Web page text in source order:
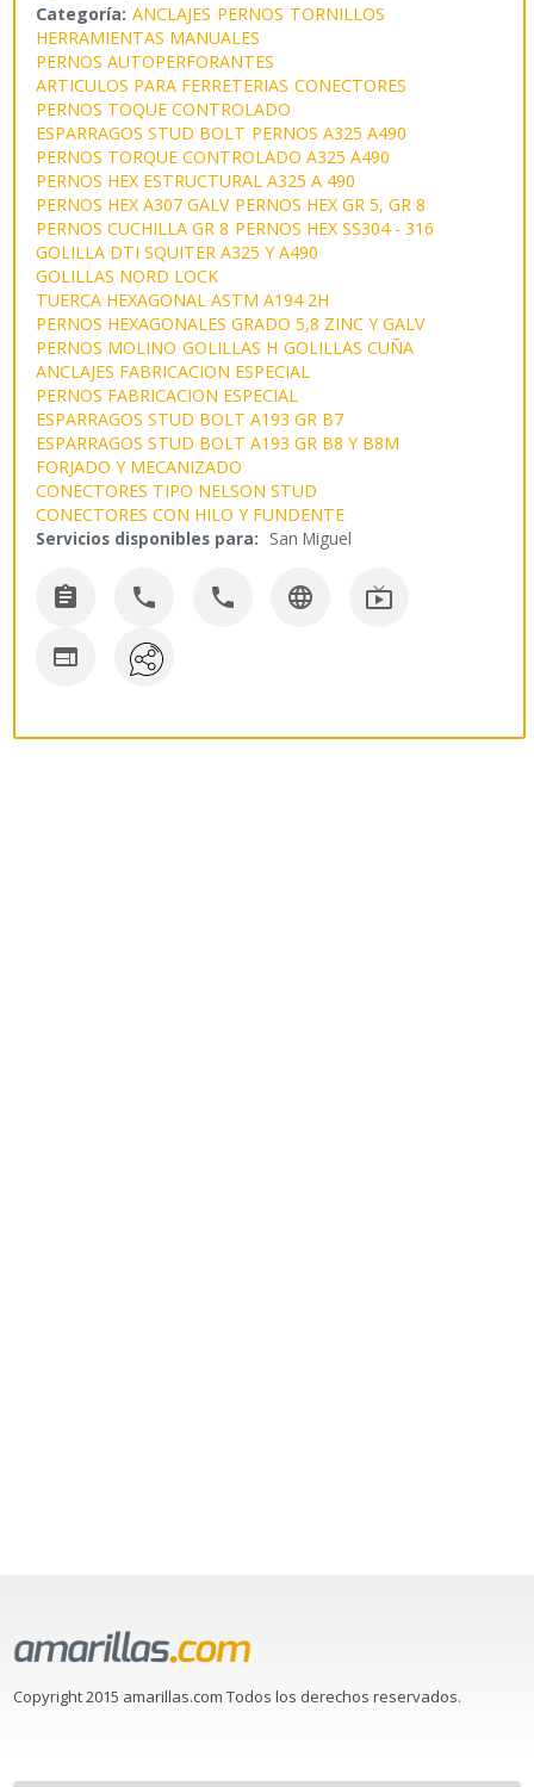
Categoría: ANCLAJES PERNOS TORNILLOS
HERRAMIENTAS MANUALES
PERNOS AUTOPERFORANTES
ARTICULOS PARA FERRETERIAS CONECTORES
PERNOS TOQUE CONTROLADO
ESPARRAGOS STUD BOLT PERNOS A325 A490
PERNOS TORQUE CONTROLADO A325 A490
PERNOS HEX ESTRUCTURAL A325 A 490
PERNOS HEX A307 GALV PERNOS HEX GR 5, GR 8
PERNOS CUCHILLA GR 8 PERNOS HEX SS304 - 316
GOLILLA DTI SQUITER A325 Y A490
GOLILLAS NORD LOCK
TUERCA HEXAGONAL ASTM A194 2H
PERNOS HEXAGONALES GRADO 5,8 ZINC Y GALV
PERNOS MOLINO GOLILLAS H GOLILLAS CUÑA
ANCLAJES FABRICACION ESPECIAL
PERNOS FABRICACION ESPECIAL
ESPARRAGOS STUD BOLT A193 GR B7
ESPARRAGOS STUD BOLT A193 GR B8 Y B8M
FORJADO Y MECANIZADO
CONECTORES TIPO NELSON STUD
CONECTORES CON HILO Y FUNDENTE
Servicios disponibles para: San Miguel
    

Copyright 2015 amarillas.com Todos los derechos reservados.